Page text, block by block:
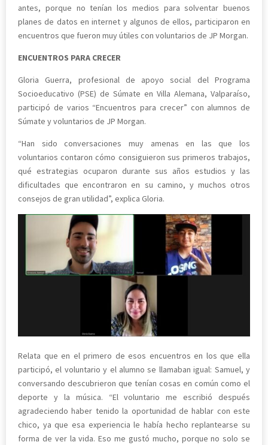
antes, porque no tenían los medios para solventar buenos
planes de datos en internet y algunos de ellos, participaron en
encuentros que fueron muy útiles con voluntarios de JP Morgan.
ENCUENTROS PARA CRECER
Gloria Guerra, profesional de apoyo social del Programa
Socioeducativo (PSE) de Súmate en Villa Alemana, Valparaíso,
participó de varios “Encuentros para crecer” con alumnos de
Súmate y voluntarios de JP Morgan.
“Han sido conversaciones muy amenas en las que los
voluntarios contaron cómo consiguieron sus primeros trabajos,
qué estrategias ocuparon durante sus años estudios y las
dificultades que encontraron en su camino, y muchos otros
consejos de gran utilidad”, explica Gloria.
Relata que en el primero de esos encuentros en los que ella
participó, el voluntario y el alumno se llamaban igual: Samuel, y
conversando descubrieron que tenían cosas en común como el
deporte y la música. “El voluntario me escribió después
agradeciendo haber tenido la oportunidad de hablar con este
chico, ya que esa experiencia le había hecho replantearse su
forma de ver la vida. Eso me gustó mucho, porque no solo se